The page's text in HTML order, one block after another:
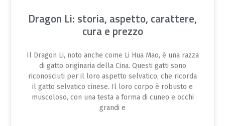
Dragon Li: storia, aspetto, carattere,
cura e prezzo
Il Dragon Li, noto anche come Li Hua Mao, è una razza
di gatto originaria della Cina. Questi gatti sono
riconosciuti per il loro aspetto selvatico, che ricorda
il gatto selvatico cinese. Il loro corpo è robusto e
muscoloso, con una testa a forma di cuneo e occhi
grandi e